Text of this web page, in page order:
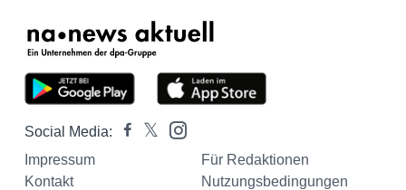
Social Media:
Impressum
Für Redaktionen
Kontakt
Nutzungsbedingungen